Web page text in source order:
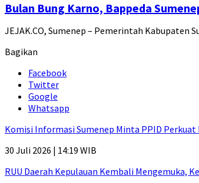
Bulan Bung Karno, Bappeda
JEJAK.CO, Sumenep – Pemerintah
Bagikan
Facebook
Twitter
Google
Whatsapp
Komisi Informasi Sumenep Minta PPID
30 Juli 2026 | 14:19 WIB
RUU Daerah Kepulauan Kembali Mengemuka,